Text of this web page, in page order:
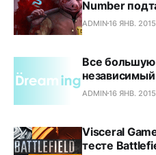
Number
ADMIN16 ЯНВ.
Все большую
ADMIN16 ЯНВ.
Visceral
тесте